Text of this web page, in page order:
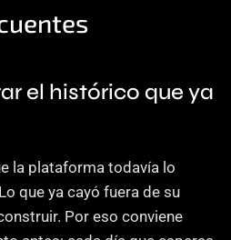
el histórico que ya
la plataforma todavía lo
que ya cayó fuera de su
Por eso conviene